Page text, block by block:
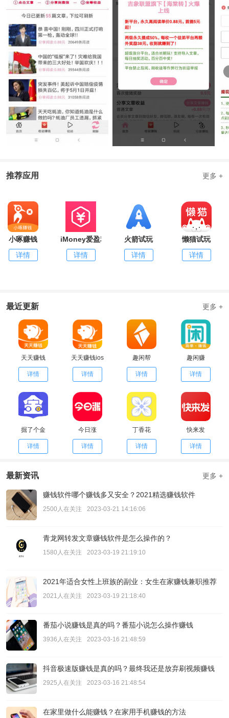
推荐应用 更多 +
小啄赚钱
详情
iMoney爱盈利
详情
火箭试玩
详情
懒猫试玩
详情
最近更新 更多 +
天天赚钱
详情
天天赚钱ios
详情
趣闲帮
详情
趣闲赚
详情
掘了个金
详情
今日涨
详情
丁香花
详情
快来发
详情
最新资讯 更多 +
赚钱软件哪个赚钱多又安全？2021精选赚钱软件
2500人在关注 2023-03-21 14:16:06
青龙网转发文章赚钱软件是怎么操作的？
1580人在关注 2023-03-19 21:19:10
2021年适合女性上班族的副业：女生在家赚钱兼职推荐
2021人在关注 2023-03-19 21:18:40
番茄小说赚钱是真的吗？番茄小说怎么操作赚钱
3936人在关注 2023-03-16 21:48:59
抖音极速版赚钱是真的吗？最终我还是放弃刷视频赚钱
2925人在关注 2023-03-16 21:48:54
在家里做什么能赚钱？在家用手机赚钱的方法